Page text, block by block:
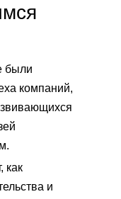
были
компаний,
как
и